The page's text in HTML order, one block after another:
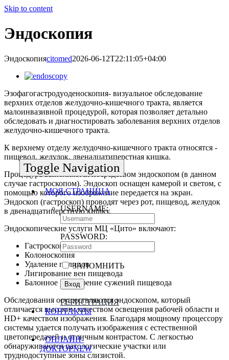
Skip to content
Toggle Navigation
МОЯ СТРАНИЦА
USERNAME:
PASSWORD:
ЗАПОМНИТЬ
РЕГИСТРАЦИЯ
КОНТАКТЫ
ОНЛАЙН-
ДОКТОРNEW
Эндоскопия
Эндоскопияcitomed2026-06-12T22:11:05+04:00
Эзофагогастродуоденоскопия- визуальное обследование
верхних отделов желудочно-кишечного тракта, является
малоинвазивной процедурой, которая позволяет детально
обследовать и диагностировать заболевания верхних отделов
желудочно-кишечного тракта.
К верхнему отделу желудочно-кишечного тракта относятся -
пищевод, желудок, двенадцатиперстная кишка.
Процедура выполняется посредством эндоскопом (в данном
случае гастроскопом). Эндоскоп оснащен камерой и светом, с
помощью которого изображение передается на экран.
Эндоскоп (гастроскоп) проводят через рот, пищевод, желудок
в двенадцатиперстную кишку.
Эндоскопические услуги МЦ «Цито» включают:
Гастроскопия
Колоноскопия
Удаление полипов
Лигирование вен пищевода
Балонное расширение сужений пищевода
Oбследования осуществляются эндоскопом, который
отличается высоким качеством освещения рабочей области и
HD+ качеством изображения. Благодаря мощному процессору
системы удается получать изображения с естественной
цветопередачей и отличным контрастом. С легкостью
обнаруживаются патологические участки или
труднодоступные зоны слизистой.